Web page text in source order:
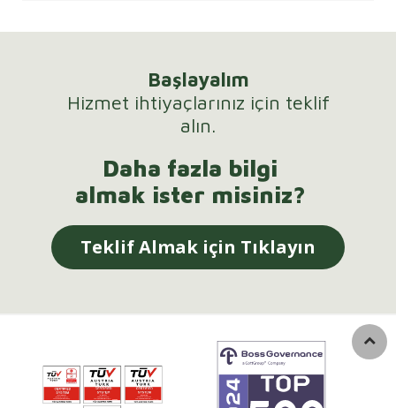
Başlayalım
Hizmet ihtiyaçlarınız için teklif
alın.
Daha fazla bilgi
almak ister misiniz?
Teklif Almak için Tıklayın